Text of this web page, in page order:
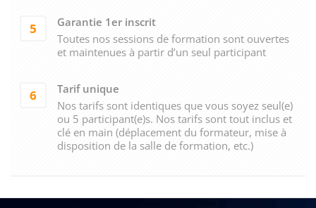
5
Garantie 1er inscrit
Toutes nos sessions de formation sont ouvertes
et maintenues à partir d’un seul participant
6
Tarif unique
Nos tarifs sont identiques que vous soyez seul(e)
ou 5 participant(e)s. Nos tarifs sont tout inclus et
clé en main (déplacement du formateur, mise à
disposition de la salle de formation, etc.)